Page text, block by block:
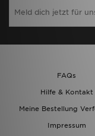
FAQs
Hilfe & Kontakt
Meine Bestellung
Impressum